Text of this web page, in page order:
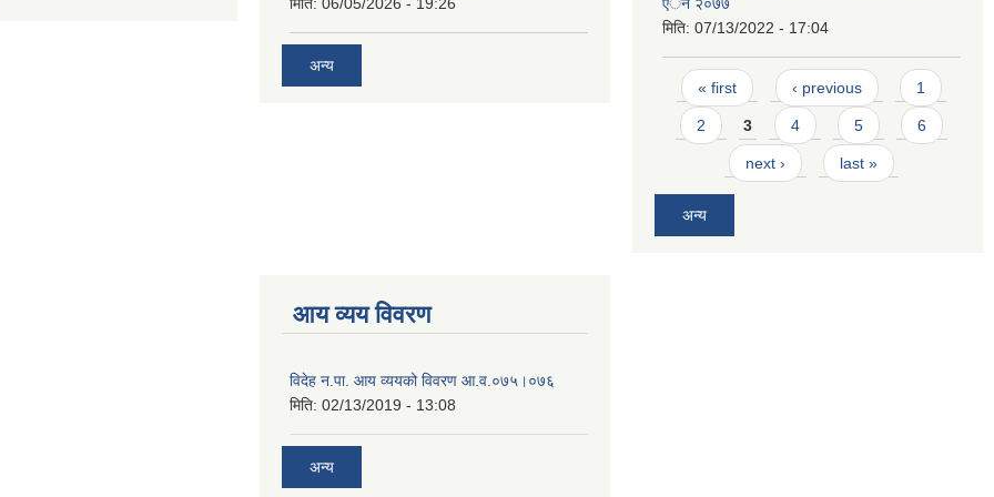
अन्य
मिति: 07/13/2022 - 17:04
Pages
« first ‹ previous 1
2 3 4 5 6
next › last »
अन्य
आय व्यय विवरण
विदेह न.पा. आय व्ययको विवरण आ.व.०७५।०७६
मिति: 02/13/2019 - 13:08
अन्य